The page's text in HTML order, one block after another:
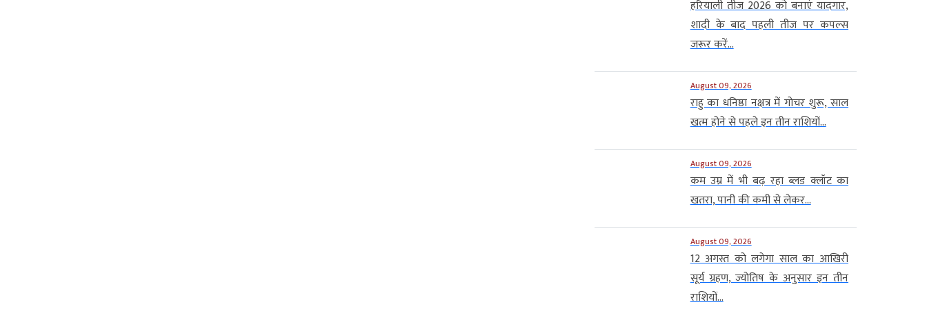
हरियाली तीज 2026 को बनाएं यादगार,
शादी के बाद पहली तीज पर कपल्स
जरूर करें...
August 09, 2026
राहु का धनिष्ठा नक्षत्र में गोचर शुरू, साल
खत्म होने से पहले इन तीन राशियों...
August 09, 2026
कम उम्र में भी बढ़ रहा ब्लड क्लॉट का
खतरा, पानी की कमी से लेकर...
August 09, 2026
12 अगस्त को लगेगा साल का आखिरी
सूर्य ग्रहण, ज्योतिष के अनुसार इन तीन
राशियों...